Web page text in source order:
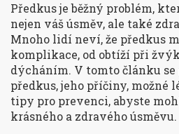
Předkus je běžný problém,
nejen váš úsměv, ale také
Mnoho lidí neví, že předkus
komplikace, od obtíží při
dýcháním. V tomto článku
předkus, jeho příčiny, možné
tipy pro prevenci, abyste
krásného a zdravého úsměvu.